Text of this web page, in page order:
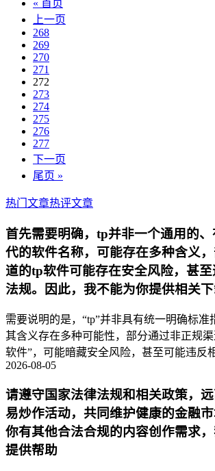
« 首页
上一页
268
269
270
271
272
273
274
275
276
277
下一页
尾页 »
热门文章热评文章
首先需要明确，tp并非一个通用的
代的软件名称，可能存在多种含义
道的tp软件可能存在安全风险，甚
法规。因此，我不能为你提供相关下
需要说明的是，“tp”并非具有统一明确标准
其含义存在多种可能性，部分通过非正规
软件”，可能暗藏安全风险，甚至可能违反
2026-08-05
请遵守国家法律法规和相关政策，
易炒作活动，共同维护健康的金融
你有其他合法合规的内容创作需求
提供帮助